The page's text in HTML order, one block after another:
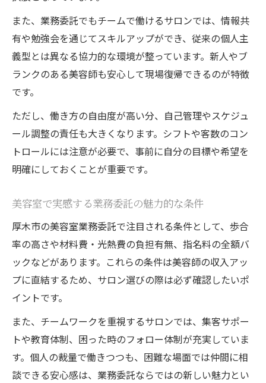
また、業務委託でもチームで働けるサロンでは、情報共
有や勉強会を通じてスキルアップができ、従来の個人主
義型とは異なる協力的な環境が整っています。新人やブ
ランクのある美容師も安心して現場復帰できるのが特徴
です。
ただし、働き方の自由度が高い分、自己管理やスケジュ
ール調整の責任も大きくなります。シフトや客数のコン
トロールには注意が必要で、事前に自分の目標や希望を
明確にしておくことが重要です。
美容室で実感する業務委託の魅力的な条件
厚木市の美容室業務委託で注目される条件として、歩合
率の高さや材料費・光熱費の負担有無、指名料の全額バ
ックなどがあります。これらの条件は美容師の収入アッ
プに直結するため、サロン選びの際は必ず確認したいポ
イントです。
また、チームワークを重視するサロンでは、集客サポー
トや教育体制、困った時のフォロー体制が充実していま
す。個人の裁量で働きつつも、困難な場面では仲間に相
談できる安心感は、業務委託ならではの新しい魅力とい